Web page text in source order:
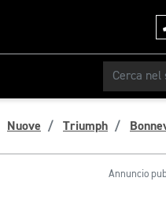
Nuove Triumph
Annuncio